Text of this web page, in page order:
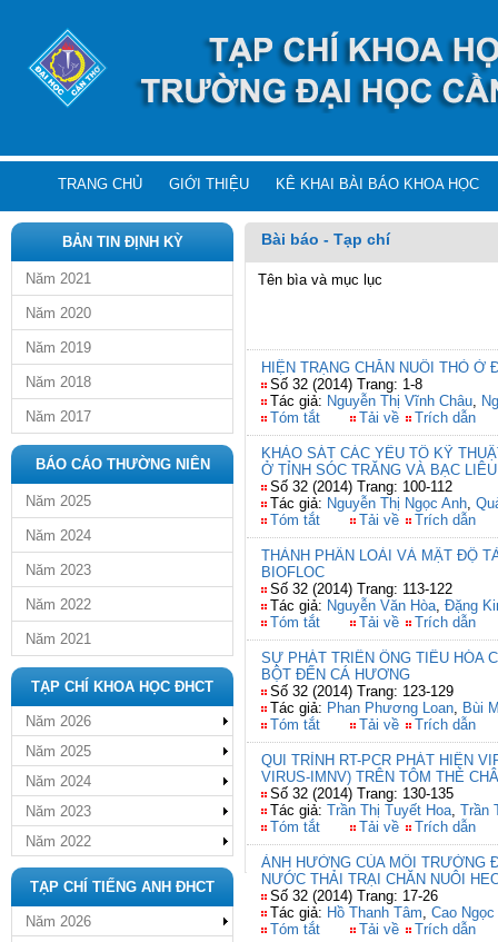
TRANG CHỦ GIỚI THIỆU KÊ KHAI BÀI BÁO KHOA HỌC
BẢN TIN ĐỊNH KỲ
Năm 2021
Năm 2020
Năm 2019
Năm 2018
Năm 2017
BÁO CÁO THƯỜNG NIÊN
Năm 2025
Năm 2024
Năm 2023
Năm 2022
Năm 2021
TẠP CHÍ KHOA HỌC ĐHCT
Năm 2026
Năm 2025
Năm 2024
Năm 2023
Năm 2022
TẠP CHÍ TIẾNG ANH ĐHCT
Năm 2026
Bài báo - Tạp chí
Tên bìa và mục lục
HIỆN TRẠNG CHĂN NUÔI THỎ Ở
Số 32 (2014) Trang: 1-8
Tác giả: Nguyễn Thị Vĩnh Châu,
Tóm tắt
Tải về Trích dẫn
KHẢO SÁT CÁC YẾU TỐ KỸ
Ở TỈNH SÓC TRĂNG VÀ BẠC LIÊU
Số 32 (2014) Trang: 100-112
Tác giả: Nguyễn Thị Ngọc Anh,
Tóm tắt
Tải về Trích dẫn
THÀNH PHẦN LOÀI VÀ MẬT ĐỘ
BIOFLOC
Số 32 (2014) Trang: 113-122
Tác giả: Nguyễn Văn Hòa, Đặng
Tóm tắt
Tải về Trích dẫn
SỰ PHÁT TRIỂN ỐNG TIÊU HÓA
BỘT ĐẾN CÁ HƯƠNG
Số 32 (2014) Trang: 123-129
Tác giả: Phan Phương Loan, Bùi
Tóm tắt
Tải về Trích dẫn
QUI TRÌNH RT-PCR PHÁT HIỆN
VIRUS-IMNV) TRÊN TÔM THẺ
Số 32 (2014) Trang: 130-135
Tác giả: Trần Thị Tuyết Hoa, Trần
Tóm tắt
Tải về Trích dẫn
ẢNH HƯỞNG CỦA MÔI TRƯỜNG
NƯỚC THẢI TRẠI CHĂN NUÔI
Số 32 (2014) Trang: 17-26
Tác giả: Hồ Thanh Tâm, Cao
Tóm tắt
Tải về Trích dẫn